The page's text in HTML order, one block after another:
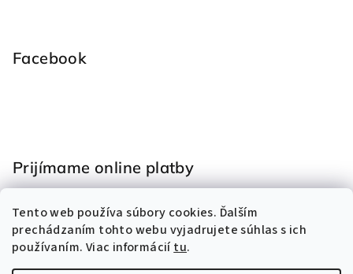
Tento web používa súbory cookies. Ďalším
prechádzaním tohto webu vyjadrujete súhlas s ich
používaním. Viac informáciítu.
Facebook
Prijímame online platby